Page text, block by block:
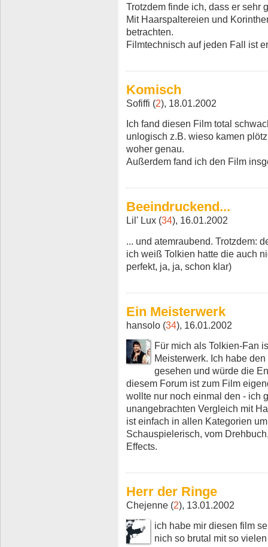
Trotzdem finde ich, dass er sehr
Mit Haarspaltereien und
betrachten.
Filmtechnisch auf jeden Fall ist
Komisch
Sofiffi (2), 18.01.2002
Ich fand diesen Film total
unlogisch z.B. wieso kamen
woher genau.
Außerdem fand ich den Film
Beeindruckend...
Lil' Lux (34), 16.01.2002
... und atemraubend. Trotzdem:
ich weiß Tolkien hatte die auch
perfekt, ja, ja, schon klar)
Ein Meisterwerk
hansolo (34), 16.01.2002
Für mich als Tolkien-Fan
Meisterwerk. Ich habe
gesehen und würde die
diesem Forum ist zum Film
wollte nur noch einmal den - ich
unangebrachten Vergleich mit
ist einfach in allen Kategorien
Schauspielerisch, vom
Effects.
Herr der Ringe
Chejenne (2), 13.01.2002
ich habe mir diesen film
nich so brutal mit so